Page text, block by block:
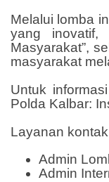
Melalui lomba
yang inovatif,
Masyarakat”,
masyarakat
Untuk
Polda Kalbar:
Layanan
Admin
Admin